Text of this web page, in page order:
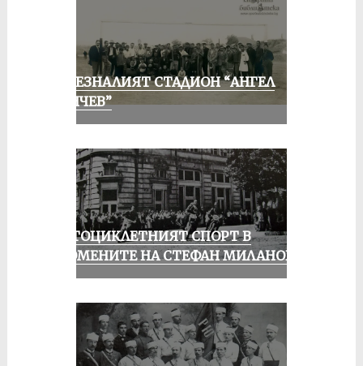
ИЗЧЕЗНАЛИЯТ СТАДИОН “АНГЕЛ
КЪНЧЕВ”
МОТОЦИКЛЕТНИЯТ СПОРТ В
СПОМЕНИТЕ НА СТЕФАН МИЛАНОВ